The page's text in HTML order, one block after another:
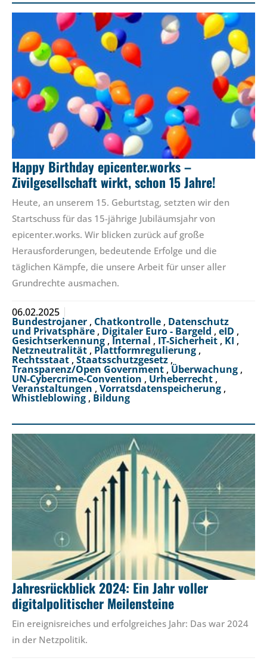
Happy Birthday epicenter.works –
Zivilgesellschaft wirkt, schon 15 Jahre!
Heute, an unserem 15. Geburtstag, setzten wir den
Startschuss für das 15-jährige Jubiläumsjahr von
epicenter.works. Wir blicken zurück auf große
Herausforderungen, bedeutende Erfolge und die
täglichen Kämpfe, die unsere Arbeit für unser aller
Grundrechte ausmachen.
06.02.2025
Bundestrojaner , Chatkontrolle , Datenschutz
und Privatsphäre , Digitaler Euro - Bargeld , eID ,
Gesichtserkennung , Internal , IT-Sicherheit , KI ,
Netzneutralität , Plattformregulierung ,
Rechtsstaat , Staatsschutzgesetz ,
Transparenz/Open Government , Überwachung ,
UN-Cybercrime-Convention , Urheberrecht ,
Veranstaltungen , Vorratsdatenspeicherung ,
Whistleblowing , Bildung
Jahresrückblick 2024: Ein Jahr voller
digitalpolitischer Meilensteine
Ein ereignisreiches und erfolgreiches Jahr: Das war 2024
in der Netzpolitik.